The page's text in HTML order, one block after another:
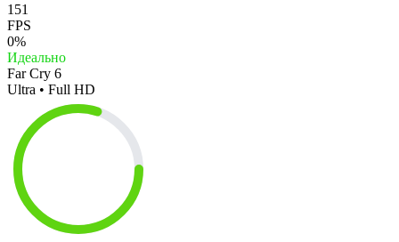
151
FPS
0%
Идеально
Far Cry 6
Ultra • Full HD